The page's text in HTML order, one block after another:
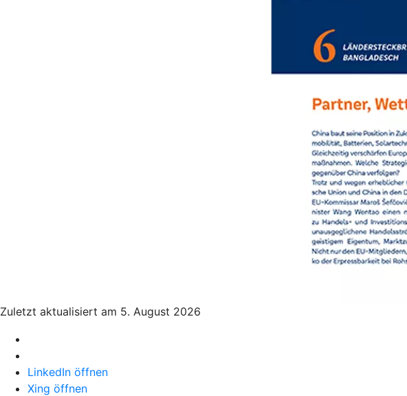
Zuletzt aktualisiert am 5. August 2026
LinkedIn öffnen
Xing öffnen